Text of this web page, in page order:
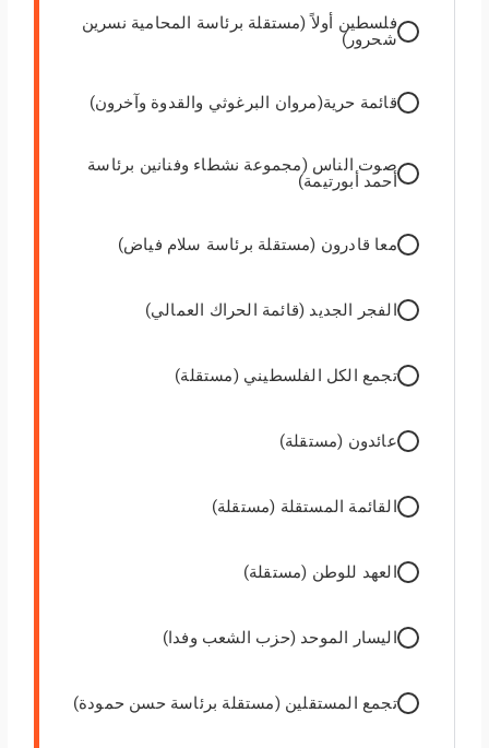
فلسطين أولاً (مستقلة برئاسة المحامية نسرين
شحرور)
قائمة حرية(مروان البرغوثي والقدوة وآخرون)
صوت الناس (مجموعة نشطاء وفنانين برئاسة
أحمد أبورتيمة)
معا قادرون (مستقلة برئاسة سلام فياض)
الفجر الجديد (قائمة الحراك العمالي)
تجمع الكل الفلسطيني (مستقلة)
عائدون (مستقلة)
القائمة المستقلة (مستقلة)
العهد للوطن (مستقلة)
اليسار الموحد (حزب الشعب وفدا)
تجمع المستقلين (مستقلة برئاسة حسن حمودة)